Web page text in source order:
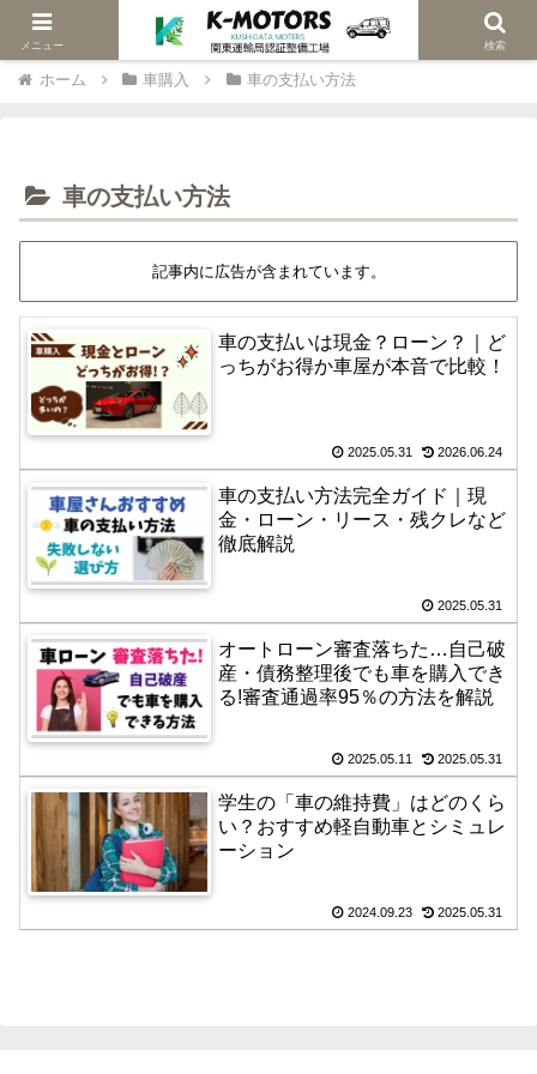
当社は関東陸運局認証車検修理工場です
ホーム 車購入 車の支払い方法
車の支払い方法
記事内に広告が含まれています。
車の支払いは現金？ローン？｜ど
っちがお得か車屋が本音で比較！
2025.05.31 2026.06.24
車の支払い方法完全ガイド｜現
金・ローン・リース・残クレなど
徹底解説
2025.05.31
オートローン審査落ちた…自己破
産・債務整理後でも車を購入でき
る!審査通過率95％の方法を解説
2025.05.11 2025.05.31
学生の「車の維持費」はどのくら
い？おすすめ軽自動車とシミュレ
ーション
2024.09.23 2025.05.31
メニュー 検索